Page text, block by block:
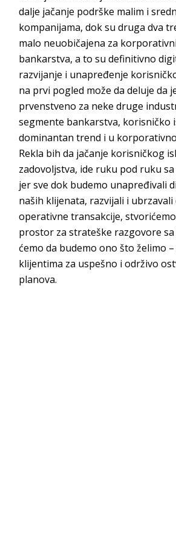
dalje jačanje podrške malim i
kompanijama, dok su druga dva
malo neuobičajena za
bankarstva, a to su definitivno
razvijanje i unapređenje
na prvi pogled može da deluje da
prvenstveno za neke druge
segmente bankarstva, korisničko
dominantan trend i u
Rekla bih da jačanje korisničkog
zadovoljstva, ide ruku pod ruku
jer sve dok budemo unapređivali
naših klijenata, razvijali i ubrzavali
operativne transakcije,
prostor za strateške razgovore
ćemo da budemo ono što želimo
klijentima za uspešno i održivo
planova.